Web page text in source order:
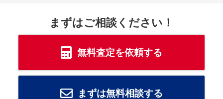
まずはご相談ください！
無料査定を依頼する
まずは無料相談する